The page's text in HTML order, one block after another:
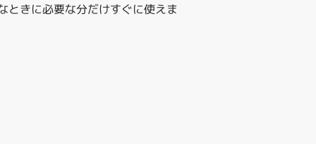
ときに必要な分だけすぐに使えま